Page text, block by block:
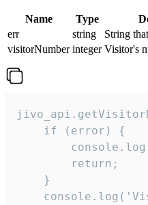
Name Type
err
string
String
visitorNumber integer Visitor's
    if (error) {
        return;
    }